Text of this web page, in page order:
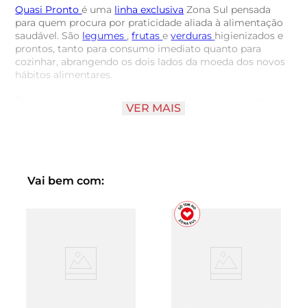
Quasi Prontoé uma linha exclusiva Zona Sul pensada
para quem procura por praticidade aliada à alimentação
saudável. São legumes ,frutaseverduras higienizados e
prontos, tanto para consumo imediato quanto para
cozinhar, abrangendo os dois lados da moeda dos novos
hábitos alimentares.
Produtos selecionados, sem casca e picados, evitam o
desperdício e diminuem os gastos. Validade de 5 dias
VER MAIS
Vai bem com: